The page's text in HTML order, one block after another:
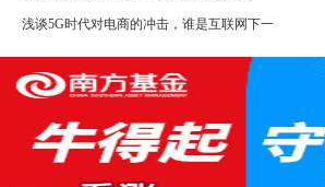
浅谈5G时代对电商的冲击，谁是互联网下一